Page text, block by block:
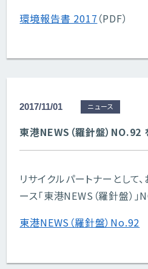
環境報告書 2017 （PDF）
2017/11/01 ニュース
東港NEWS（羅針盤）NO.92
リサイクルパートナーとして
ース「東港NEWS（羅針盤）
東港NEWS（羅針盤）No.92